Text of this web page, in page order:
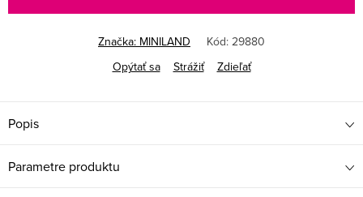
Značka: MINILAND Kód: 29880
Opýtať sa
Strážiť Zdieľať
Popis
Parametre produktu